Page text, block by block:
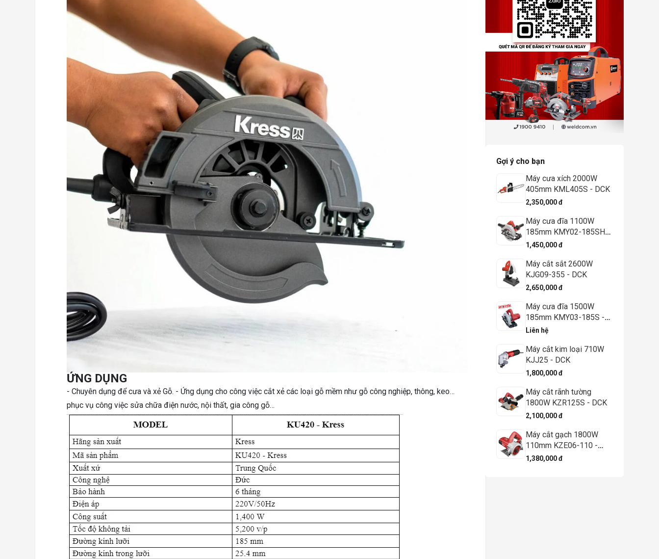
ỨNG DỤNG
- Chuyên dụng để cưa và xẻ Gỗ. - Ứng dụng cho công việc cắt xẻ các loại gỗ mềm như gỗ công nghiệp, thông, keo…
phục vụ công việc sửa chữa điện nước, nội thất, gia công gỗ…
Gợi ý cho bạn
Máy cưa xích 2000W
405mm KML405S - DCK
2,350,000 đ
Máy cưa đĩa 1100W
185mm KMY02-185SH -
DCK
1,450,000 đ
Máy cắt sắt 2600W
KJG09-355 - DCK
2,650,000 đ
Máy cưa đĩa 1500W
185mm KMY03-185S -
DCK
Liên hệ
Máy cắt kim loại 710W
KJJ25 - DCK
1,800,000 đ
Máy cắt rãnh tường
1800W KZR125S - DCK
2,100,000 đ
Máy cắt gạch 1800W
110mm KZE06-110 -
DCK
1,380,000 đ